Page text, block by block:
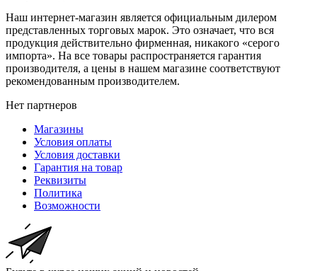
Наш интернет-магазин является официальным дилером
представленных торговых марок. Это означает, что вся
продукция действительно фирменная, никакого «серого
импорта». На все товары распространяется гарантия
производителя, а цены в нашем магазине соответствуют
рекомендованным производителем.
Нет партнеров
Магазины
Условия оплаты
Условия доставки
Гарантия на товар
Реквизиты
Политика
Возможности